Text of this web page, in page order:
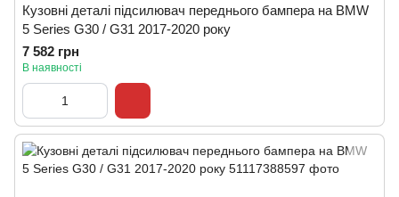
Кузовні деталі підсилювач переднього бампера на BMW
5 Series G30 / G31 2017-2020 року
7 582 грн
В наявності